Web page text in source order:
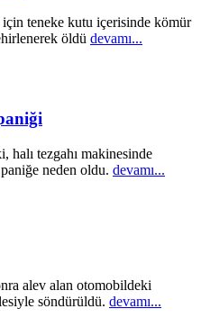
için teneke kutu içerisinde kömür
öldü devamı...
halı tezgahı makinesinde
neden oldu. devamı...
alev alan otomobildeki
söndürüldü. devamı...